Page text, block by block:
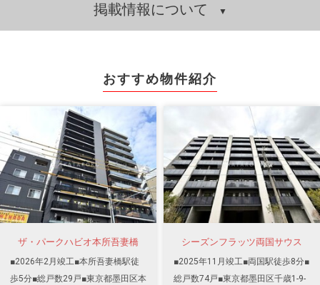
掲載情報について
おすすめ物件紹介
ザ・パークハビオ本所吾妻橋
■2026年2月竣工■本所吾妻橋駅徒
歩5分■総戸数29戸■東京都墨田区本
シーズンフラッツ両国サウス
■2025年11月竣工■両国駅徒歩8分■
総戸数74戸■東京都墨田区千歳1-9-